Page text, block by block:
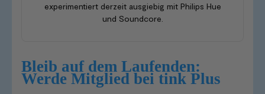
experimentiert derzeit ausgiebig mit Philips Hue
und Soundcore.
Bleib auf dem Laufenden:
Werde Mitglied bei tink Plus